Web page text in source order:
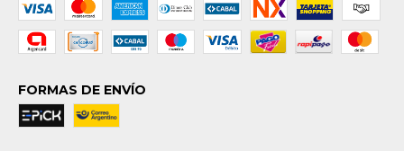
FORMAS DE ENVÍO